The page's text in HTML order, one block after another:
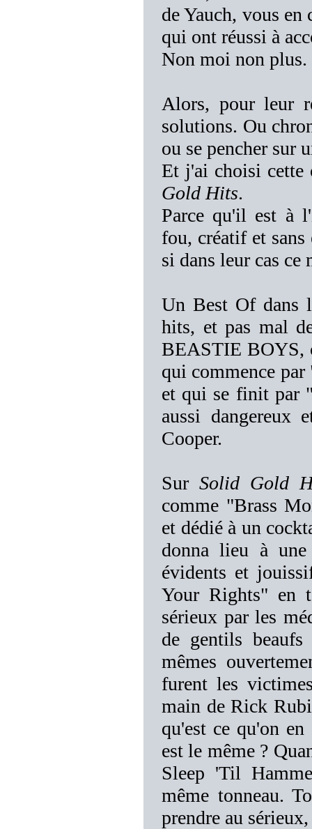
de Yauch, vous en
qui ont réussi à
Non moi non plus.
Alors, pour leur
solutions. Ou
ou se pencher sur
Et j'ai choisi cette
Gold Hits.
Parce qu'il est à
fou, créatif et sans
si dans leur cas ce
Un Best Of dans
hits, et pas mal
BEASTIE BOYS,
qui commence
et qui se finit par
aussi dangereux
Cooper.
Sur Solid Gold
comme "Brass
et dédié à un
donna lieu à
évidents et
Your Rights" en
sérieux par les
de gentils
mêmes
furent les
main de Rick
qu'est ce qu'on
est le même ?
Sleep 'Til
même tonneau.
prendre au